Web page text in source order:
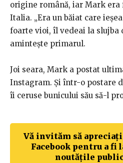
origine română, iar Mark era
Italia. „Era un băiat care
foarte vioi, îl vedeai la slujba
amintește primarul.
Joi seara, Mark a postat
Instagram. Și într-o postare
îi ceruse bunicului său să-l
Vă invităm să
Facebook pentru a fi
noutățile